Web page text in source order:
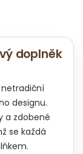
doplněk
designu.
a zdobené
se každá